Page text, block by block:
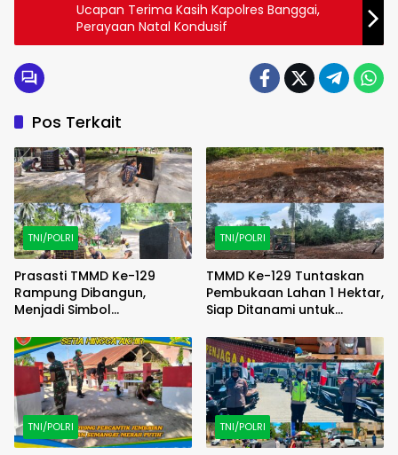
Ucapan Terima Kasih Kapolres Banggai,
Perayaan Natal Kondusif
Pos Terkait
TNI/POLRI
Prasasti TMMD Ke-129
Rampung Dibangun,
Menjadi Simbol
Kenangan Abadi untuk
Kampung Sesor
TNI/POLRI
TMMD Ke-129 Tuntaskan
Pembukaan Lahan 1 Hektar,
Siap Ditanami untuk
Pangan Kampung Sesor
TNI/POLRI TNI/POLRI